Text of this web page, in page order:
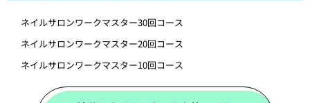
ネイルサロンワークマスター30回コース
ネイルサロンワークマスター20回コース
ネイルサロンワークマスター10回コース